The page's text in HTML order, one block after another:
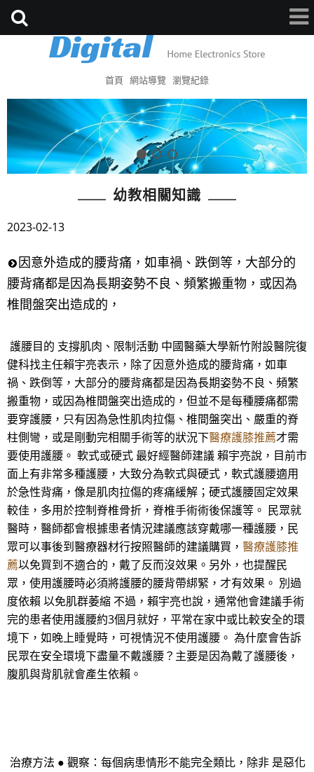
首頁 網站導覽 瀏覽紀錄
幼教相關知識
2023-02-13
因意外造成的腰背痛，如車禍、跌倒等，大部分的
腰背痛都是因為長期姿勢不良、頻繁搬重物，或因為
椎間盤突出造成的，
護腰目的 支撐肌肉、限制活動 中國醫藥大學新竹附設醫院復
健科找主任賴宇亮表示，除了因意外造成的腰背痛，如車
禍、跌倒等，大部分的腰背痛都是因為長期姿勢不良、頻繁
搬重物，或因為椎間盤突出造成的，但並不是每種腰痛都需
要穿護腰，只有因為急性肌肉拉傷、椎間盤突出、嚴重的脊
柱側彎，或是剛動完相關手術等的狀況下醫療護膝推薦才需
要使用護腰。 軟式或硬式 最好經醫師建議 賴宇亮說，目前市
面上有非常多種護腰，大致分為軟式與硬式，軟式護腰適用
於急性背痛，像是肌肉拉傷的疼痛緩解；硬式護腰固定效果
較佳，多用於控制脊椎骨折，脊椎手術術後保護等。 民眾就
醫時，醫師都會根據患者情況建議應該穿戴哪一種護腰，民
眾可以事後到醫療器材行按照醫師的建議購買， 醫療護膝推
薦以免買到不適合的，戴了反而沒效果。另外，也提醒民
眾，使用護腰時必須將護腰的腰背帶綁緊，才有效果。 別過
度依賴 以免肌群萎縮 不過，賴宇亮也說，通常他會建議手術
完的患者使用護腰約3個月就好，平常在家中或比較安全的環
境下，如晚上睡覺時，可視情況不使用護腰。 為什麼會告訴
民眾在安全環境下盡量不戴護腰？主要是因為戴了護腰後，
腹肌與背肌就會產生依賴。
治療方法 ● 觀察：每個病患情形不能完全類比，除非 是惡化